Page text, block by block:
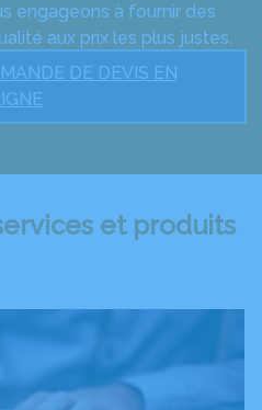
engageons à fournir des
aux prix les plus justes.
DE DEVIS EN
et produits